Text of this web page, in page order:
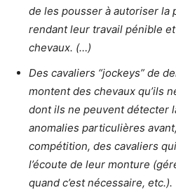
de les pousser à autoriser la
rendant leur travail pénible
chevaux. (…)
Des cavaliers “jockeys” de
montent des chevaux qu’ils
dont ils ne peuvent détecter
anomalies particulières
compétition, des cavaliers
l’écoute de leur monture
quand c’est nécessaire, etc.).